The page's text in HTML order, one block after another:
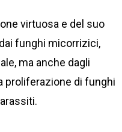
virtuosa e del suo
funghi micorrizici,
ma anche dagli
proliferazione di funghi